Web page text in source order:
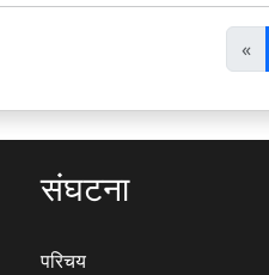
«पि
छ
ला
संघटना
परिचय